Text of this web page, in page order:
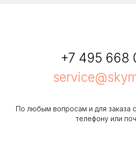
+7 495 668
По любым вопросам и для заказа
телефону или